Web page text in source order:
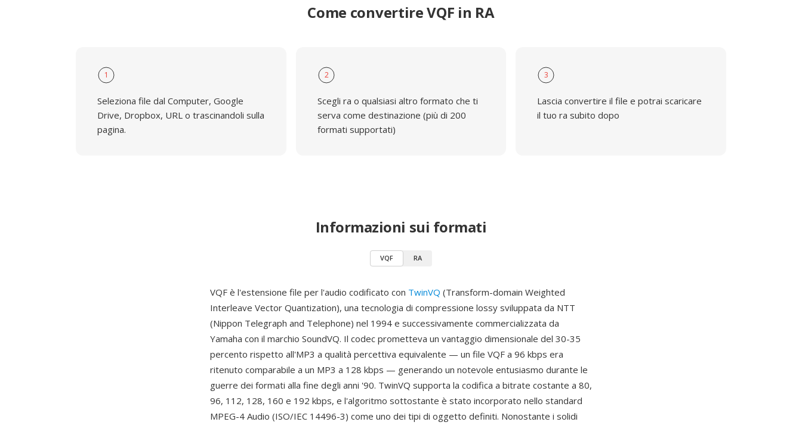
Come convertire VQF in RA
1
Seleziona file dal Computer, Google
Drive, Dropbox, URL o trascinandoli sulla
pagina.
2
Scegli ra o qualsiasi altro formato che ti
serva come destinazione (più di 200
formati supportati)
3
Lascia convertire il file e potrai scaricare
il tuo ra subito dopo
Informazioni sui formati
VQF RA
VQF è l'estensione file per l'audio codificato con TwinVQ (Transform-domain Weighted
Interleave Vector Quantization), una tecnologia di compressione lossy sviluppata da NTT
(Nippon Telegraph and Telephone) nel 1994 e successivamente commercializzata da
Yamaha con il marchio SoundVQ. Il codec prometteva un vantaggio dimensionale del 30-35
percento rispetto all'MP3 a qualità percettiva equivalente — un file VQF a 96 kbps era
ritenuto comparabile a un MP3 a 128 kbps — generando un notevole entusiasmo durante le
guerre dei formati alla fine degli anni '90. TwinVQ supporta la codifica a bitrate costante a 80,
96, 112, 128, 160 e 192 kbps, e l'algoritmo sottostante è stato incorporato nello standard
MPEG-4 Audio (ISO/IEC 14496-3) come uno dei tipi di oggetto definiti. Nonostante i solidi